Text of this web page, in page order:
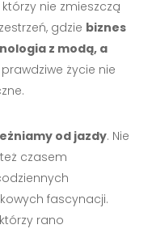
nie zmieszczą
gdzie biznes
z modą, a
życie nie
od jazdy. Nie
czasem
fascynacji.
rano